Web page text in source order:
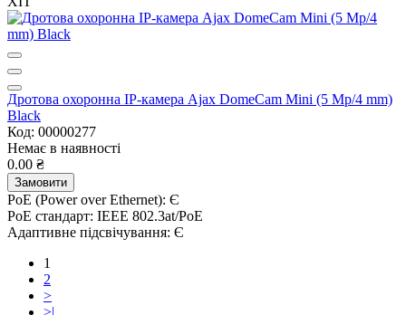
Дротова охоронна IP-камера Ajax DomeCam Mini (5 Mp/4 mm)
Black
Код: 00000277
Немає в наявності
0.00 ₴
Замовити
PoE (Power over Ethernet): Є
PoE стандарт: IEEE 802.3at/PoE
Адаптивне підсвічування: Є
1
2
>
>|